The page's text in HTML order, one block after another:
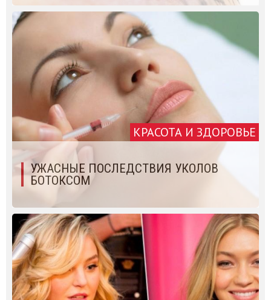
КРАСОТА И ЗДОРОВЬЕ
УЖАСНЫЕ ПОСЛЕДСТВИЯ УКОЛОВ
БОТОКСОМ